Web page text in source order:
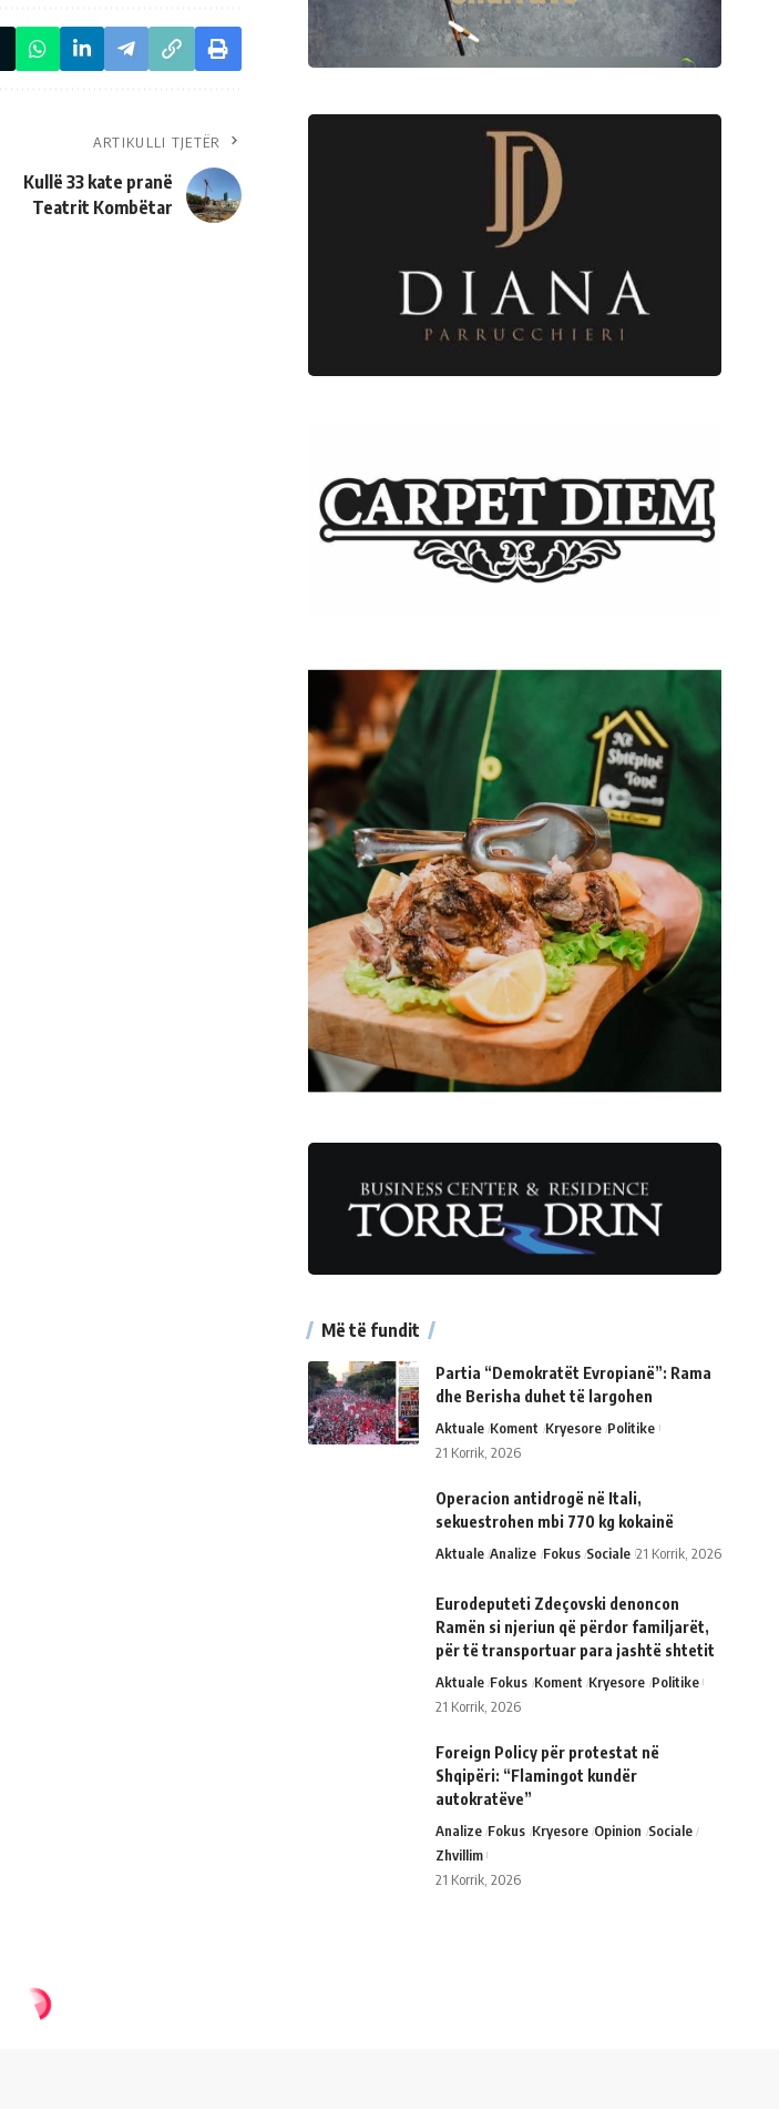
ARTIKULLI TJETËR
Kullë 33 kate pranë
Teatrit Kombëtar
Më të fundit
Partia “Demokratët Evropianë”: Rama
dhe Berisha duhet të largohen
Aktuale Koment Kryesore Politike
21 Korrik, 2026
Operacion antidrogë në Itali,
sekuestrohen mbi 770 kg kokainë
Aktuale Analize Fokus Sociale 21 Korrik, 2026
Eurodeputeti Zdeçovski denoncon
Ramën si njeriun që përdor familjarët,
për të transportuar para jashtë shtetit
Aktuale Fokus Koment Kryesore Politike
21 Korrik, 2026
Foreign Policy për protestat në
Shqipëri: “Flamingot kundër
autokratëve”
Analize Fokus Kryesore Opinion Sociale
Zhvillim
21 Korrik, 2026